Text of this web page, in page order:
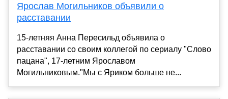
Ярослав Могильников объявили о
расставании
15-летняя Анна Пересильд объявила о
расставании со своим коллегой по сериалу "Слово
пацана", 17-летним Ярославом
Могильниковым."Мы с Яриком больше не...